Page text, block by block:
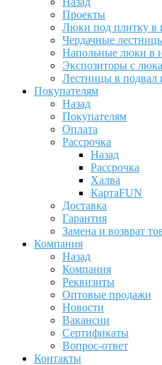
Проекты
Люки под плитку в
Чердачные
Напольные люки в
Экспозиторы с
Лестницы в подвал
Покупателям
Назад
Покупателям
Оплата
Рассрочка
Назад
Рассрочка
Халва
КартаFUN
Доставка
Гарантия
Замена и возврат
Компания
Назад
Компания
Реквизиты
Оптовые продажи
Новости
Вакансии
Сертификаты
Вопрос-ответ
Контакты